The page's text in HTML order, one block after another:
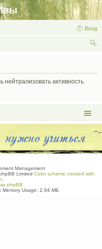
Вход
нейтрализовать активность
Management
Limited Color scheme created with
.
phpBB
Memory Usage: 2.94 МБ